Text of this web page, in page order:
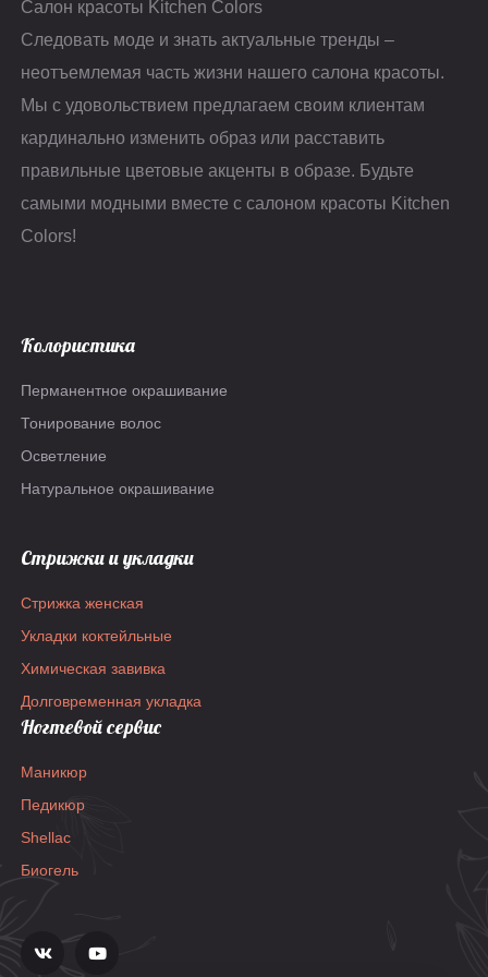
Colors стилисты используют
техники, позволяющие
выходить на нужные тона,
здоровьем и качеством
волос.
Салон красоты Kitchen Colors
Следовать моде и знать актуальные тренды –
неотъемлемая часть жизни нашего салона красоты.
Мы с удовольствием предлагаем своим клиентам
кардинально изменить образ или расставить
правильные цветовые акценты в образе. Будьте
самыми модными вместе с салоном красоты Kitchen
Colors!
Колористика
Перманентное окрашивание
Тонирование волос
Осветление
Натуральное окрашивание
Стрижки и укладки
Стрижка женская
Укладки коктейльные
Химическая завивка
Долговременная укладка
Ногтевой сервис
Маникюр
Педикюр
Shellac
Биогель